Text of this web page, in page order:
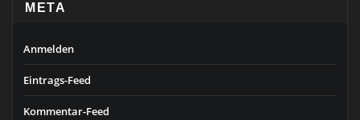
META
Anmelden
Eintrags-Feed
Kommentar-Feed